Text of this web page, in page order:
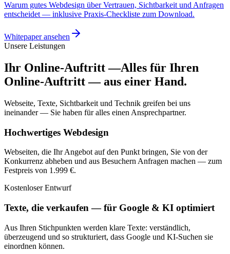
Warum gutes Webdesign über Vertrauen, Sichtbarkeit und Anfragen
entscheidet — inklusive Praxis-Checkliste zum Download.
Whitepaper ansehen
Unsere Leistungen
Ihr Online-Auftritt —Alles für Ihren
Online-Auftritt — aus einer Hand.
Webseite, Texte, Sichtbarkeit und Technik greifen bei uns
ineinander — Sie haben für alles einen Ansprechpartner.
Hochwertiges Webdesign
Webseiten, die Ihr Angebot auf den Punkt bringen, Sie von der
Konkurrenz abheben und aus Besuchern Anfragen machen — zum
Festpreis von 1.999 €.
Kostenloser Entwurf
Texte, die verkaufen — für Google & KI optimiert
Aus Ihren Stichpunkten werden klare Texte: verständlich,
überzeugend und so strukturiert, dass Google und KI-Suchen sie
einordnen können.